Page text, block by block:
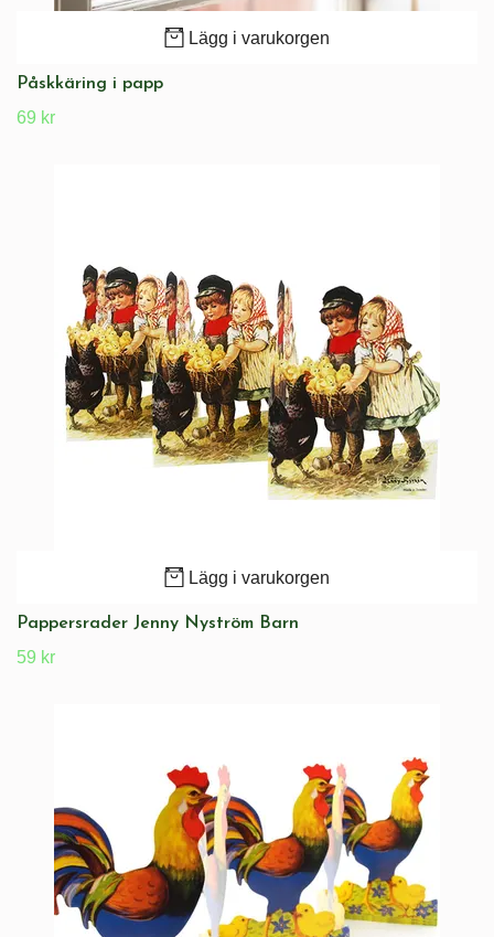
Lägg i varukorgen
Påskkäring i papp
69 kr
Lägg i varukorgen
Pappersrader Jenny Nyström Barn
59 kr